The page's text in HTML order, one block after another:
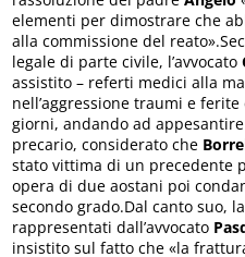
elementi per dimostrare che
alla commissione del
legale di parte civile, l’avvocato
assistito – referti medici alla
nell’aggressione traumi e
giorni, andando ad
precario, considerato che
stato vittima di un precedente
opera di due aostani poi
secondo grado.Dal canto suo,
rappresentati dall’avvocato
insistito sul fatto che «la